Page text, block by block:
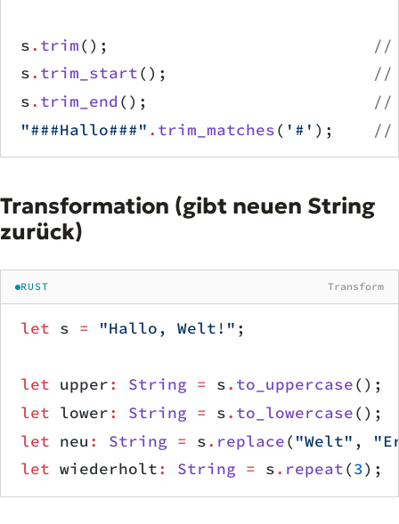
s. trim();
//
s. trim_start();
//
s. trim_end ();
//
"###Hallo###" . trim_matches( '#' ); //
Transformation (gibt neuen String
zurück)
RUST Transform
let s = "Hallo, Welt!" ;
let upper: String = s. to_uppercase
let lower: String = s. to_lowercase();
let neu : String = s. replace( "Welt" ,
let wiederholt: String = s. repeat(3);